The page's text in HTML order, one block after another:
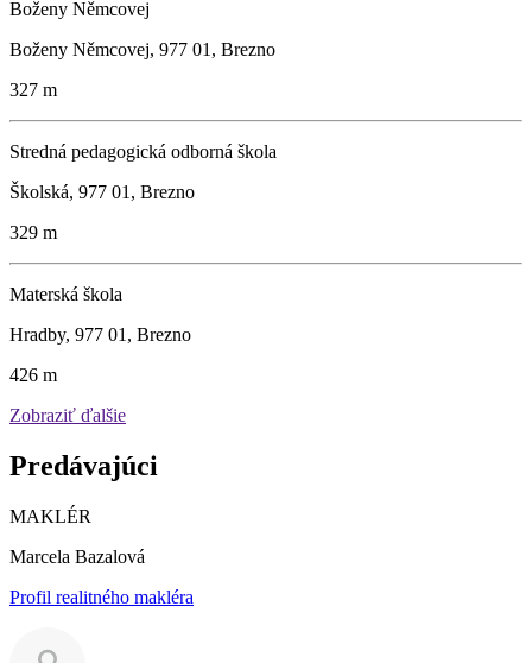
Boženy Němcovej
Boženy Němcovej, 977 01, Brezno
327 m
Stredná pedagogická odborná škola
Školská, 977 01, Brezno
329 m
Materská škola
Hradby, 977 01, Brezno
426 m
Zobraziť ďalšie
Predávajúci
MAKLÉR
Marcela Bazalová
Profil realitného makléra